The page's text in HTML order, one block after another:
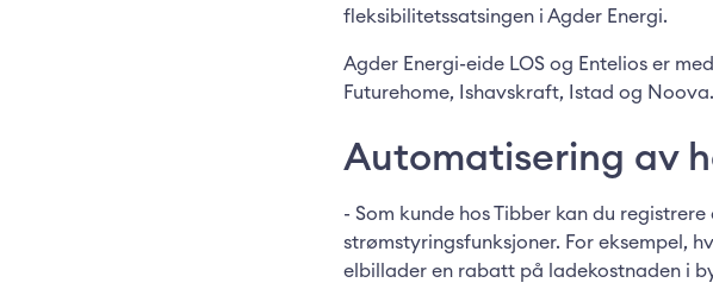
fleksibilitetssatsingen i Agder Energi.
Agder Energi-eide LOS og Entelios er
Futurehome, Ishavskraft, Istad og Noova.
Automatisering av
- Som kunde hos Tibber kan du
strømstyringsfunksjoner. For eksempel,
elbillader en rabatt på ladekostnaden i